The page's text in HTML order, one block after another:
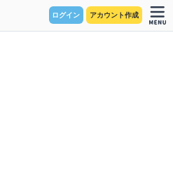
ログイン アカウント作成